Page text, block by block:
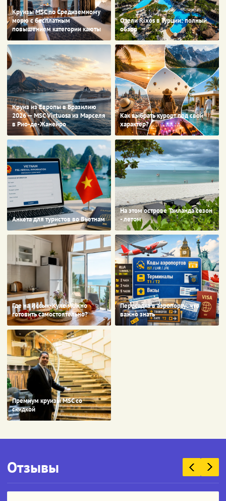
Круизы MSC по Средиземному
морю с бесплатным
повышением категории каюты
Отели Rixos в Турции: полный
обзор
Круиз из Европы в Бразилию
2026 — MSC Virtuosa из Марселя
в Рио-де-Жанейро
Как выбрать курорт под свой
характер?
Анкета для туристов во Вьетнам
На этом острове Таиланда сезон
- летом
Где на Иссык-Куле можно
готовить самостоятельно?
Пересадка в аэропорту: что
важно знать
Премиум круизы MSC со
скидкой
Отзывы